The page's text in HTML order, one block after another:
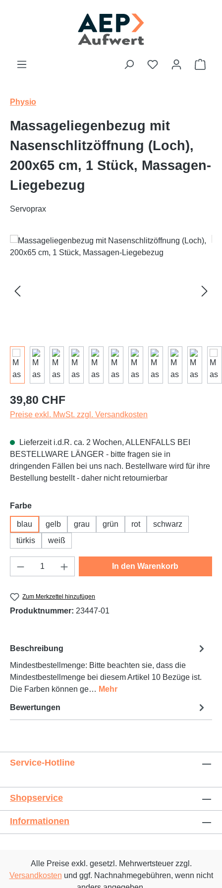
Du hast 0
Physio
Massageliegenbezug mit
Nasenschlitzöffnung (Loch),
200x65 cm, 1 Stück, Massagen-
Liegebezug
Servoprax
Bildergalerie überspringen
Regulärer Preis:
39,80 CHF
Preise exkl. MwSt. zzgl. Versandkosten
Lieferzeit i.d.R. ca. 2 Wochen, ALLENFALLS BEI
BESTELLWARE LÄNGER - bitte fragen sie in
dringenden Fällen bei uns nach. Bestellware wird für ihre
Bestellung bestellt - daher nicht retournierbar
Farbeauswählen
blau gelb grau grün rot
schwarz
türkis
weiß
Produkt Anzahl: Gib den gewünschten
In den Warenkorb
Zum Merkzettel hinzufügen
Produktnummer: 23447-01
Beschreibung
Mindestbestellmenge: Bitte beachten sie, dass die
Mindestbestellmenge bei diesem Artikel 10 Bezüge ist.
Die Farben können ge… Mehr
Bewertungen
Service-Hotline
Shopservice
Informationen
Alle Preise exkl. gesetzl. Mehrwertsteuer zzgl.
Versandkosten und ggf. Nachnahmegebühren, wenn nicht